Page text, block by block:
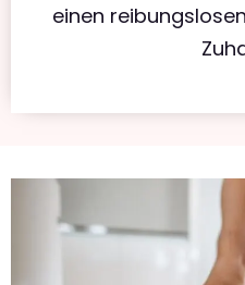
einen